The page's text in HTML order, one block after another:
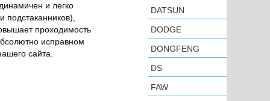
и легко
проходимость
исправном
сайта.
DATSUN
DODGE
DONGFENG
DS
FAW